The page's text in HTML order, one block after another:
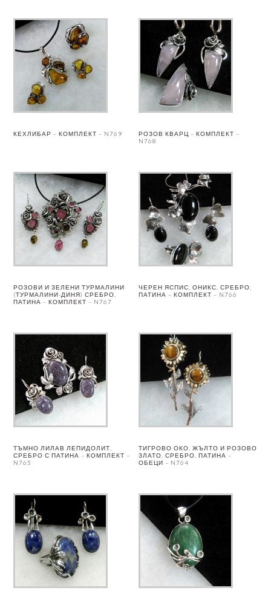
КЕХЛИБАР – КОМПЛЕКТ – N769
РОЗОВ КВАРЦ – КОМПЛЕКТ –
N768
РОЗОВИ И ЗЕЛЕНИ ТУРМАЛИНИ
(ТУРМАЛИНИ-ДИНЯ) СРЕБРО,
ПАТИНА – КОМПЛЕКТ – N767
ЧЕРЕН ЯСПИС, ОНИКС, СРЕБРО,
ПАТИНА – КОМПЛЕКТ – N766
ТЪМНО ЛИЛАВ ЛЕПИДОЛИТ,
СРЕБРО С ПАТИНА – КОМПЛЕКТ –
N765
ТИГРОВО ОКО, ЖЪЛТО И РОЗОВО
ЗЛАТО, СРЕБРО, ПАТИНА –
ОБЕЦИ – N764